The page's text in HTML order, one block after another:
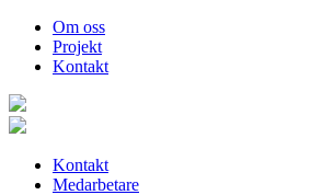
Om oss
Projekt
Kontakt
Kontakt
Medarbetare